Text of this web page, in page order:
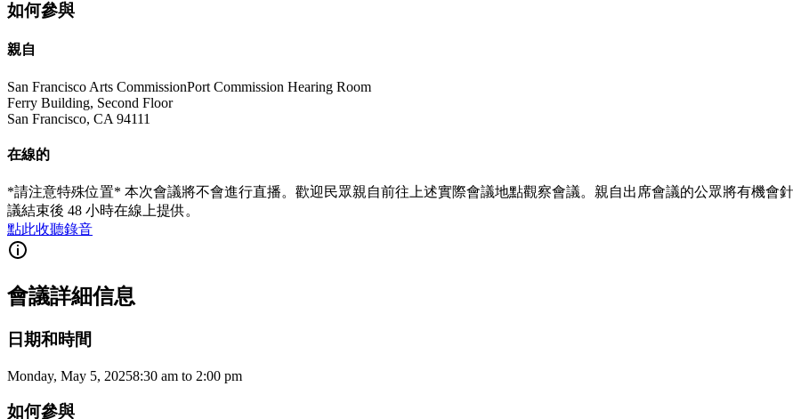
如何參與
親自
San Francisco Arts CommissionPort Commission Hearing Room
Ferry Building, Second Floor
San Francisco, CA 94111
在線的
*請注意特殊位置* 本次會議將不會進行直播。歡迎民眾親自前往上述實際會議地點觀察會議。親自出席會議的公眾將有機會
議結束後 48 小時在線上提供。
點此收聽錄音
會議詳細信息
日期和時間
Monday, May 5, 20258:30 am to 2:00 pm
如何參與